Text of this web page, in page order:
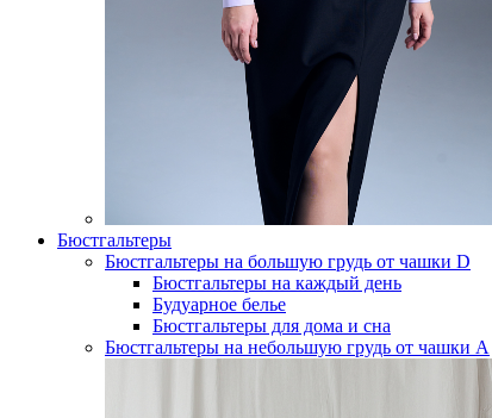
Бюстгальтеры
Бюстгальтеры на большую грудь от чашки D
Бюстгальтеры на каждый день
Будуарное белье
Бюстгальтеры для дома и сна
Бюстгальтеры на небольшую грудь от чашки А